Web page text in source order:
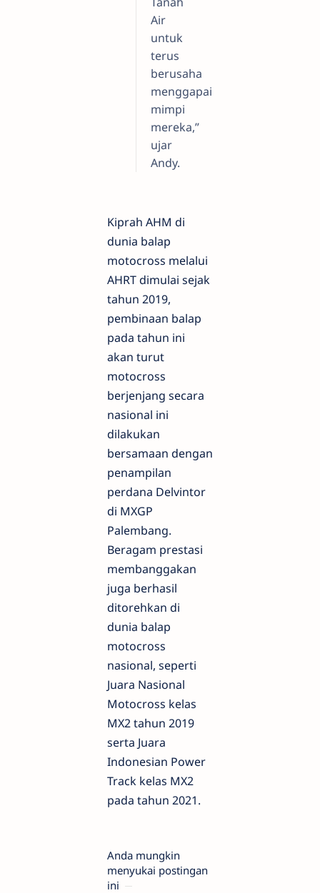
Air
untuk
terus
berusaha
menggapai
mimpi
mereka,”
ujar
Andy.
Kiprah AHM di
dunia balap
motocross melalui
AHRT dimulai sejak
tahun 2019,
pembinaan balap
pada tahun ini
akan turut
motocross
berjenjang secara
nasional ini
dilakukan
bersamaan dengan
penampilan
perdana Delvintor
di MXGP
Palembang.
Beragam prestasi
membanggakan
juga berhasil
ditorehkan di
dunia balap
motocross
nasional, seperti
Juara Nasional
Motocross kelas
MX2 tahun 2019
serta Juara
Indonesian Power
Track kelas MX2
pada tahun 2021.
Anda mungkin
menyukai postingan
ini